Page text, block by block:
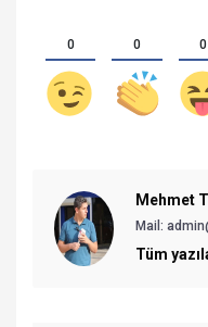
0 0 0
Mehmet
Mail:
Tüm